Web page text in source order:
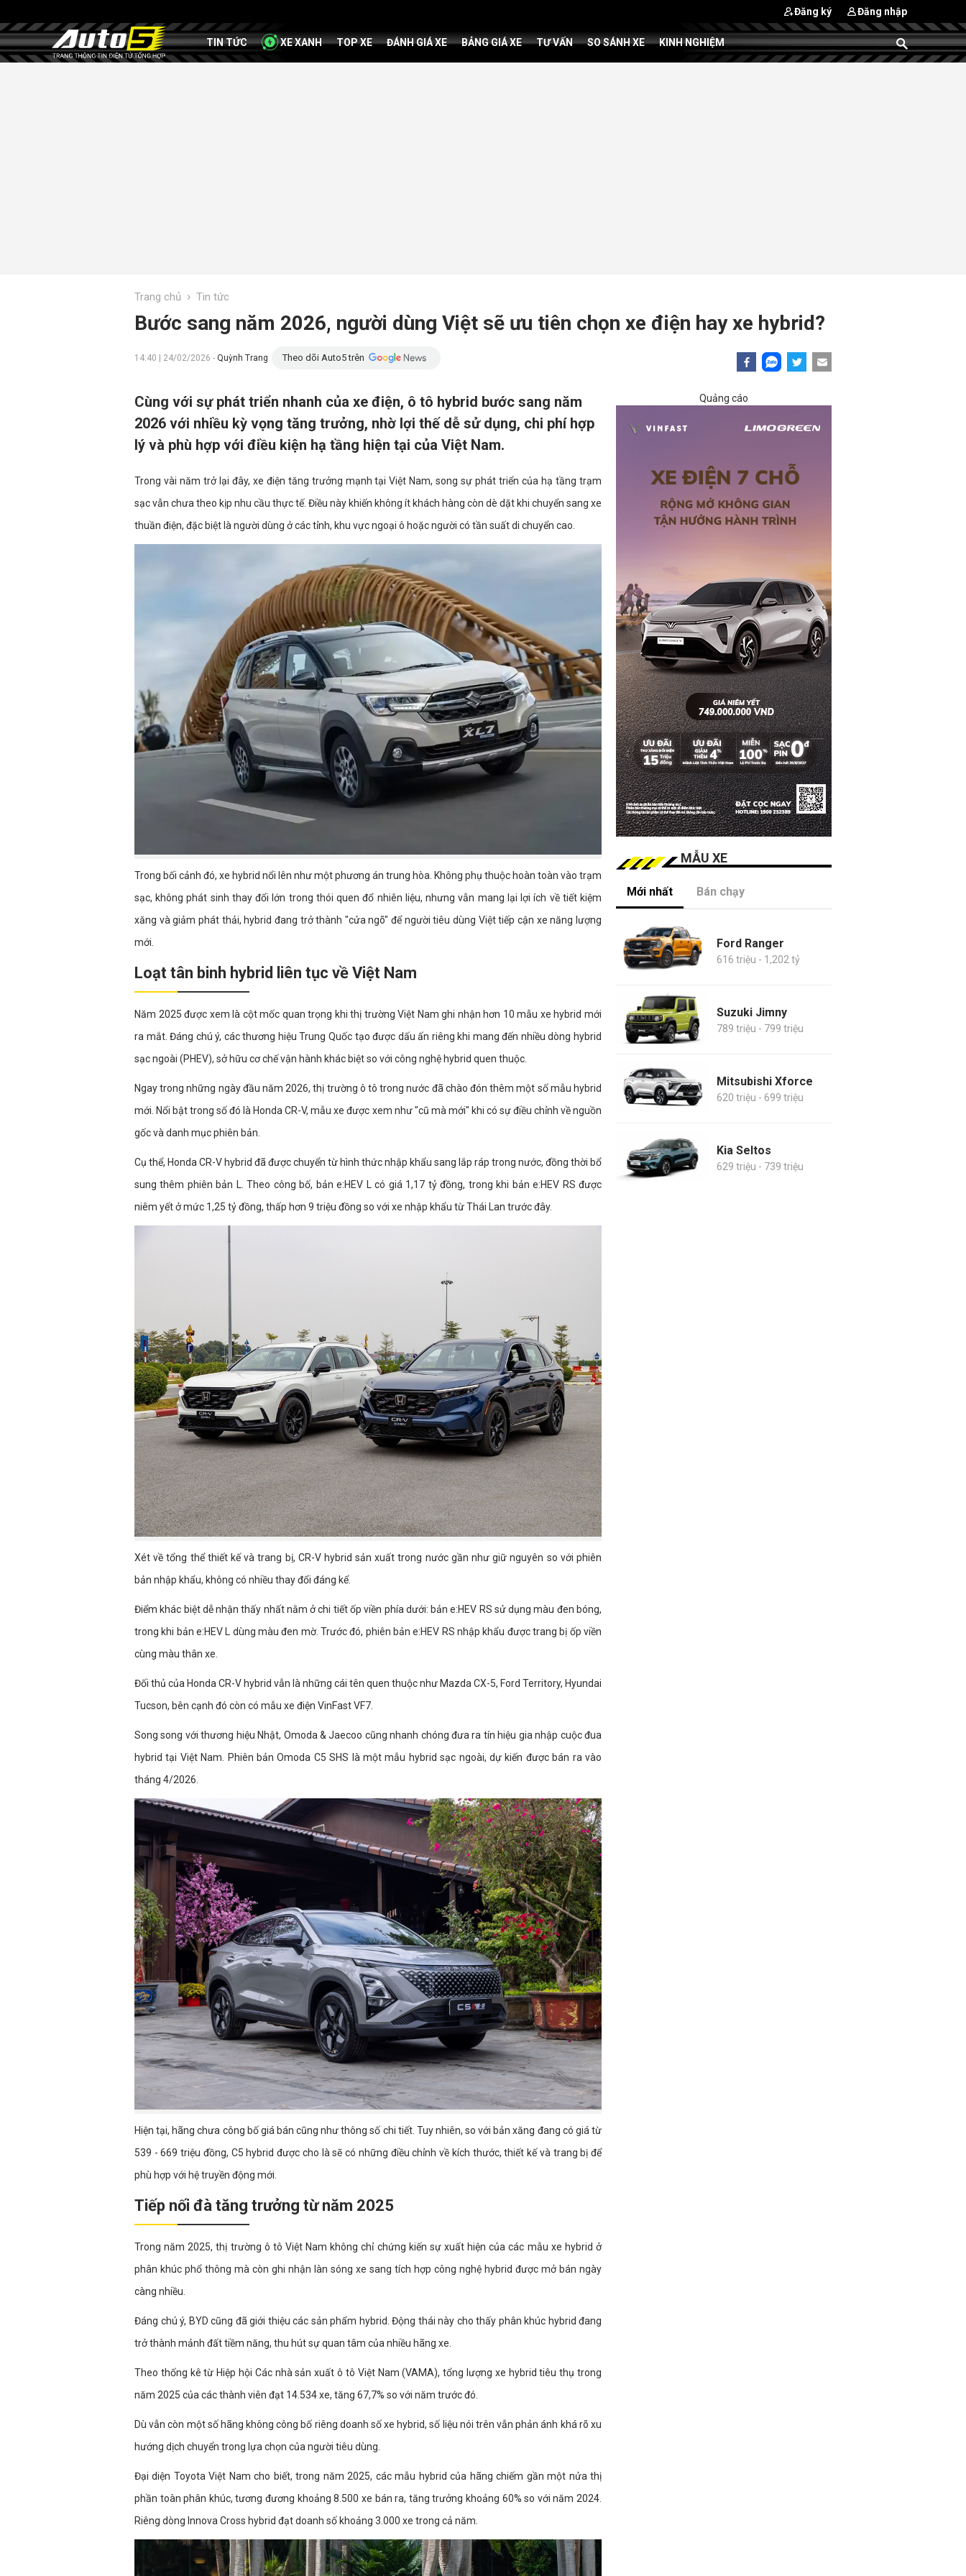
Đăng ký Đăng nhập
TIN TỨC XE XANH TOP XE ĐÁNH GIÁ XE BẢNG GIÁ XE TƯ VẤN SO SÁNH XE KINH NGHIỆM
Trang chủ › Tin tức
Bước sang năm 2026, người dùng Việt sẽ ưu tiên chọn xe điện hay xe hybrid?
14:40 | 24/02/2026 - Quỳnh Trang Theo dõi Auto5 trên
Cùng với sự phát triển nhanh của xe điện, ô tô hybrid bước sang năm
2026 với nhiều kỳ vọng tăng trưởng, nhờ lợi thế dễ sử dụng, chi phí hợp
lý và phù hợp với điều kiện hạ tầng hiện tại của Việt Nam.
Trong vài năm trở lại đây, xe điện tăng trưởng mạnh tại Việt Nam, song sự phát triển của hạ tầng trạm
sạc vẫn chưa theo kịp nhu cầu thực tế. Điều này khiến không ít khách hàng còn dè dặt khi chuyển sang xe
thuần điện, đặc biệt là người dùng ở các tỉnh, khu vực ngoại ô hoặc người có tần suất di chuyển cao.
Trong bối cảnh đó, xe hybrid nổi lên như một phương án trung hòa. Không phụ thuộc hoàn toàn vào trạm
sạc, không phát sinh thay đổi lớn trong thói quen đổ nhiên liệu, nhưng vẫn mang lại lợi ích về tiết kiệm
xăng và giảm phát thải, hybrid đang trở thành "cửa ngõ" để người tiêu dùng Việt tiếp cận xe năng lượng
mới.
Loạt tân binh hybrid liên tục về Việt Nam
Năm 2025 được xem là cột mốc quan trọng khi thị trường Việt Nam ghi nhận hơn 10 mẫu xe hybrid mới
ra mắt. Đáng chú ý, các thương hiệu Trung Quốc tạo được dấu ấn riêng khi mang đến nhiều dòng hybrid
sạc ngoài (PHEV), sở hữu cơ chế vận hành khác biệt so với công nghệ hybrid quen thuộc.
Ngay trong những ngày đầu năm 2026, thị trường ô tô trong nước đã chào đón thêm một số mẫu hybrid
mới. Nổi bật trong số đó là Honda CR-V, mẫu xe được xem như "cũ mà mới" khi có sự điều chỉnh về nguồn
gốc và danh mục phiên bản.
Cụ thể, Honda CR-V hybrid đã được chuyển từ hình thức nhập khẩu sang lắp ráp trong nước, đồng thời bổ
sung thêm phiên bản L. Theo công bố, bản e:HEV L có giá 1,17 tỷ đồng, trong khi bản e:HEV RS được
niêm yết ở mức 1,25 tỷ đồng, thấp hơn 9 triệu đồng so với xe nhập khẩu từ Thái Lan trước đây.
Xét về tổng thể thiết kế và trang bị, CR-V hybrid sản xuất trong nước gần như giữ nguyên so với phiên
bản nhập khẩu, không có nhiều thay đổi đáng kể.
Điểm khác biệt dễ nhận thấy nhất nằm ở chi tiết ốp viền phía dưới: bản e:HEV RS sử dụng màu đen bóng,
trong khi bản e:HEV L dùng màu đen mờ. Trước đó, phiên bản e:HEV RS nhập khẩu được trang bị ốp viền
cùng màu thân xe.
Đối thủ của Honda CR-V hybrid vẫn là những cái tên quen thuộc như Mazda CX-5, Ford Territory, Hyundai
Tucson, bên cạnh đó còn có mẫu xe điện VinFast VF7.
Song song với thương hiệu Nhật, Omoda & Jaecoo cũng nhanh chóng đưa ra tín hiệu gia nhập cuộc đua
hybrid tại Việt Nam. Phiên bản Omoda C5 SHS là một mẫu hybrid sạc ngoài, dự kiến được bán ra vào
tháng 4/2026.
Hiện tại, hãng chưa công bố giá bán cũng như thông số chi tiết. Tuy nhiên, so với bản xăng đang có giá từ
539 - 669 triệu đồng, C5 hybrid được cho là sẽ có những điều chỉnh về kích thước, thiết kế và trang bị để
phù hợp với hệ truyền động mới.
Tiếp nối đà tăng trưởng từ năm 2025
Trong năm 2025, thị trường ô tô Việt Nam không chỉ chứng kiến sự xuất hiện của các mẫu xe hybrid ở
phân khúc phổ thông mà còn ghi nhận làn sóng xe sang tích hợp công nghệ hybrid được mở bán ngày
càng nhiều.
Đáng chú ý, BYD cũng đã giới thiệu các sản phẩm hybrid. Động thái này cho thấy phân khúc hybrid đang
trở thành mảnh đất tiềm năng, thu hút sự quan tâm của nhiều hãng xe.
Theo thống kê từ Hiệp hội Các nhà sản xuất ô tô Việt Nam (VAMA), tổng lượng xe hybrid tiêu thụ trong
năm 2025 của các thành viên đạt 14.534 xe, tăng 67,7% so với năm trước đó.
Dù vẫn còn một số hãng không công bố riêng doanh số xe hybrid, số liệu nói trên vẫn phản ánh khá rõ xu
hướng dịch chuyển trong lựa chọn của người tiêu dùng.
Đại diện Toyota Việt Nam cho biết, trong năm 2025, các mẫu hybrid của hãng chiếm gần một nửa thị
phần toàn phân khúc, tương đương khoảng 8.500 xe bán ra, tăng trưởng khoảng 60% so với năm 2024.
Riêng dòng Innova Cross hybrid đạt doanh số khoảng 3.000 xe trong cả năm.
Quảng cáo
MẪU XE
Mới nhất Bán chạy
Ford Ranger
616 triệu - 1,202 tỷ
Suzuki Jimny
789 triệu - 799 triệu
Mitsubishi Xforce
620 triệu - 699 triệu
Kia Seltos
629 triệu - 739 triệu